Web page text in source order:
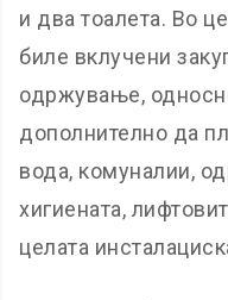
и два тоалета. Во
биле вклучени
одржување,
дополнително да
вода, комуналии,
хигиената,
целата